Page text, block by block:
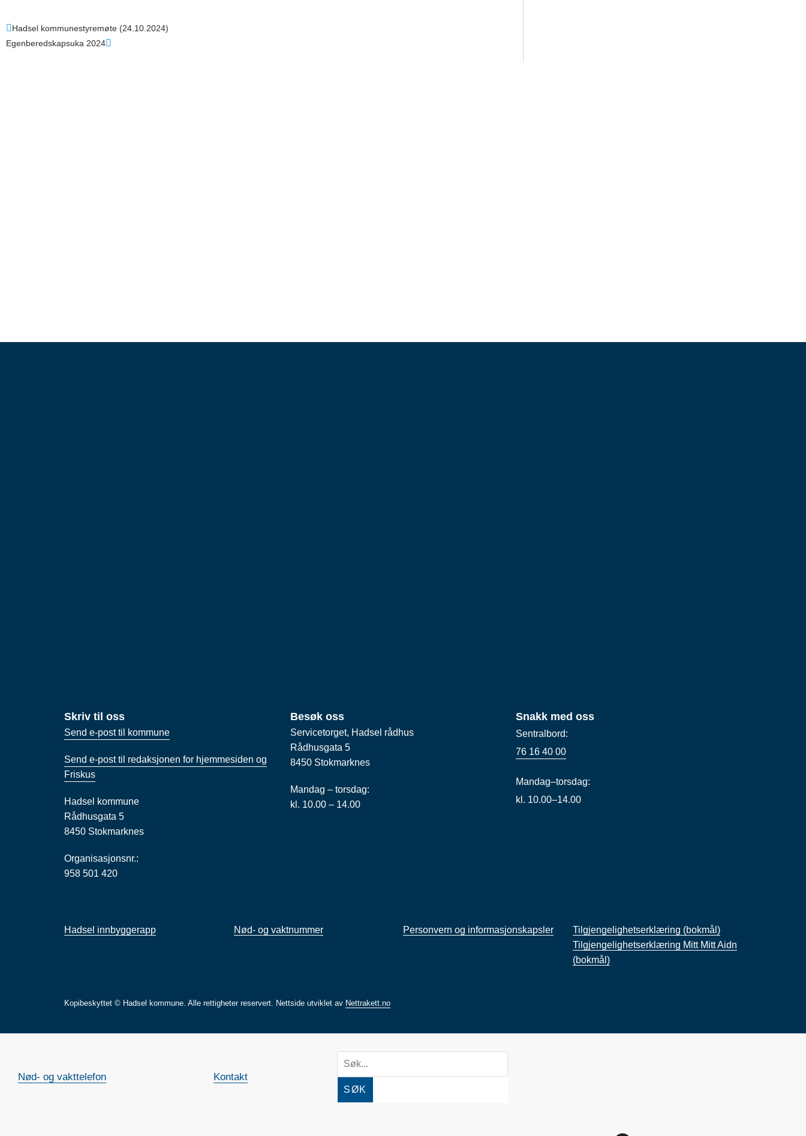
Hadsel kommunestyremøte (24.10.2024)
Egenberedskapsuka 2024
Skriv til oss
Send e-post til kommune
Send e-post til redaksjonen for hjemmesiden og
Friskus
Hadsel kommune
Rådhusgata 5
8450 Stokmarknes
Organisasjonsnr.:
958 501 420
Besøk oss
Servicetorget, Hadsel rådhus
Rådhusgata 5
8450 Stokmarknes
Mandag – torsdag:
kl. 10.00 – 14.00
Snakk med oss
Sentralbord:
76 16 40 00
Mandag–torsdag:
kl. 10.00–14.00
Hadsel innbyggerapp Nød- og vaktnummer Personvern og informasjonskapsler
Tilgjengelighetserklæring (bokmål)
Tilgjengelighetserklæring Mitt Mitt Aidn
(bokmål)
Kopibeskyttet © Hadsel kommune. Alle rettigheter reservert. Nettside utviklet av Nettrakett.no
Nød- og vakttelefon Kontakt
SØK